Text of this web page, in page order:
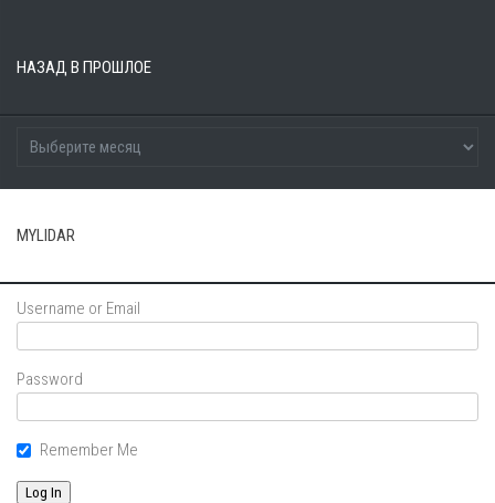
НАЗАД В ПРОШЛОЕ
MYLIDAR
Username or Email
Password
Remember Me